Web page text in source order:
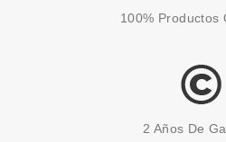
100% Productos
2 Años De